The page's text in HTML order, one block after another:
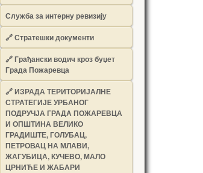
Служба за интерну ревизију
🔗Стратешки документи
🔗Грађански водич кроз буџет
Града Пожаревца
🔗ИЗРАДА ТЕРИТОРИЈАЛНЕ
СТРАТЕГИЈЕ УРБАНОГ
ПОДРУЧЈА ГРАДА ПОЖАРЕВЦА
И ОПШТИНА ВЕЛИКО
ГРАДИШТЕ, ГОЛУБАЦ,
ПЕТРОВАЦ НА МЛАВИ,
ЖАГУБИЦА, КУЧЕВО, МАЛО
ЦРНИЋЕ И ЖАБАРИ